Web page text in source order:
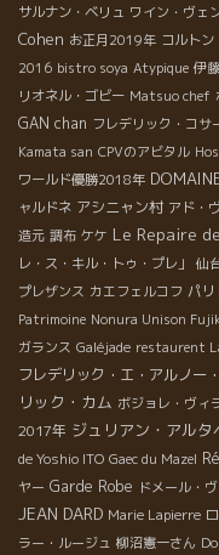
サルナン・ベリュ ワイン・ヴェ
Cohen お正月2019年 コルト
2016 bistro soya Atypique 伊
リオネル・ゴビー Matsuo chef
GAN chan フレデリック・コサ
Kamata san CPVのアビタル
ワールド優勝2018年
ャルドネ アシニャン村 アド・
造元 調布 ケケ Le Repaire
レ・ス・キル・トゥ・プレ」
仙
プレザンス カエフェルコフ パ
Patrimoine Nonura Unison
ガランス Galéjade restaurent
フレデリック・エ・アルノー
リック・カム ボジョレ・ヴィ
2017年 ジュリアン・アルタ
de Yoshio ITO Gaec du Mazel
ヤー Garde Robe ドメール・
JEAN DARD Marie Lapierre
ラー・ルージュ 柳沼憲一さん